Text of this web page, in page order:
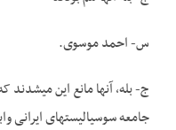
س- احمد موسوی.
ج- بله، آنها مانع این می­شدند
جامعه سوسیالیست­های ایرانی